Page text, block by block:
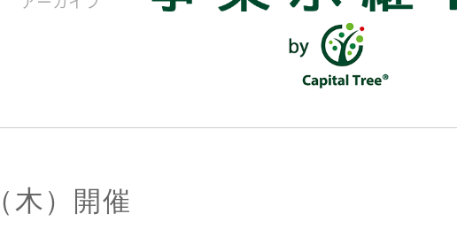
（木） 開催